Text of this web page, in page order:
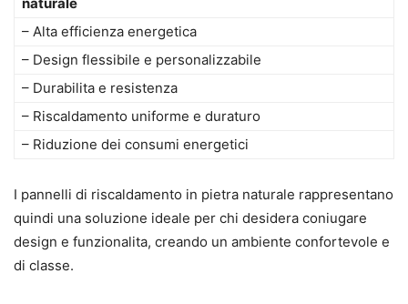
– Alta efficienza energetica
– Design flessibile e personalizzabile
– Durabilita e resistenza
– Riscaldamento uniforme e duraturo
– Riduzione dei consumi energetici
I pannelli di riscaldamento in pietra naturale rappresentano
quindi una soluzione ideale per chi desidera coniugare
design e funzionalita, creando un ambiente confortevole e
di classe.